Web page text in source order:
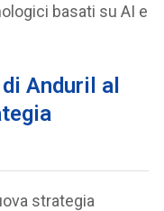
basati su AI e
Anduril al
strategia